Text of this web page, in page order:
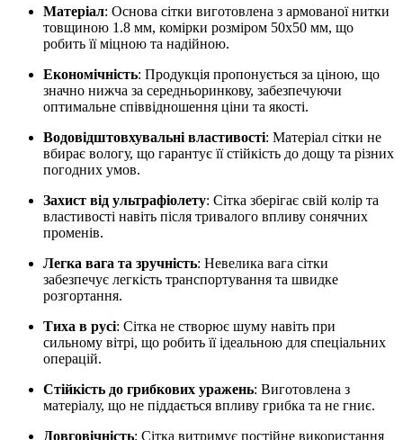
Матеріал: Основа сітки виготовлена з армованої нитки
товщиною 1.8 мм, комірки розміром 50х50 мм, що
робить її міцною та надійною.
Економічність: Продукція пропонується за ціною, що
значно нижча за середньоринкову, забезпечуючи
оптимальне співвідношення ціни та якості.
Водовідштовхувальні властивості: Матеріал сітки не
вбирає вологу, що гарантує її стійкість до дощу та різних
погодних умов.
Захист від ультрафіолету: Сітка зберігає свій колір та
властивості навіть після тривалого впливу сонячних
променів.
Легка вага та зручність: Невелика вага сітки
забезпечує легкість транспортування та швидке
розгортання.
Тиха в русі: Сітка не створює шуму навіть при
сильному вітрі, що робить її ідеальною для спеціальних
операцій.
Стійкість до грибкових уражень: Виготовлена з
матеріалу, що не піддається впливу грибка та не гниє.
Довговічність: Сітка витримує постійне використання